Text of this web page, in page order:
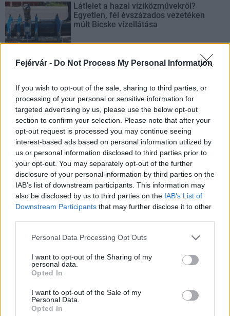
Fejérvár - Do Not Process My Personal Information
If you wish to opt-out of the sale, sharing to third parties, or
processing of your personal or sensitive information for
targeted advertising by us, please use the below opt-out
section to confirm your selection. Please note that after your
opt-out request is processed you may continue seeing
interest-based ads based on personal information utilized by
us or personal information disclosed to third parties prior to
your opt-out. You may separately opt-out of the further
disclosure of your personal information by third parties on the
IAB’s list of downstream participants. This information may
also be disclosed by us to third parties on the IAB’s List of
Downstream Participants that may further disclose it to other
Please note that this website/app uses one or more Google
not limited to your visit or usage behaviour. You may click to
grant or deny consent to Google and its third-party tags to
use your data for below specified purposes in below Google
consent section.
Personal Data Processing Opt Outs
I want to opt-out of the Sharing of my
personal data.
Opted In
I want to opt-out of the Sale of my
Personal Data.
Opted In
Látlelet a hazai víziközművekről?
Egyetlen, fél évszázados vezetéken
múlt Bicske vízellátása
Épített öröksége megújításával is készül
A tengerfenék alatt négy óriáskábellel
kötik össze Spanyolország és
Franciaország villamosenergia-
hálózatát
AJÁNLJUK MÉG
Gyárleállításokkal és átszervezett termeléssel